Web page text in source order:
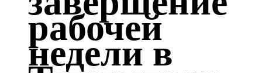
Казан
91,5 FM
рабочей
недели в